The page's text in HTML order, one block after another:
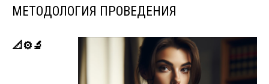
МЕТОДОЛОГИЯ ПРОВЕДЕНИЯ
📐⚙🔬